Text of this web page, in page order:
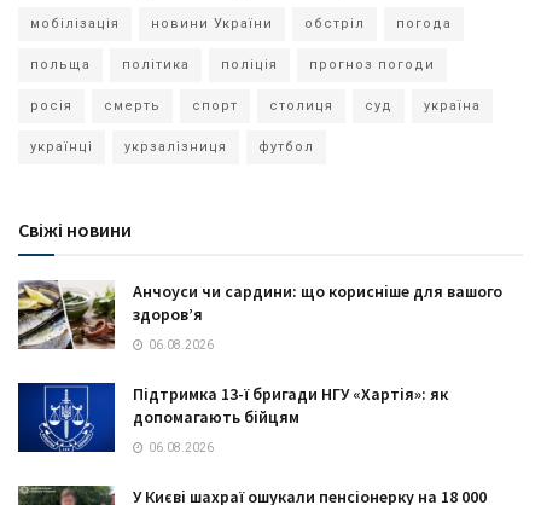
мобілізація новини України обстріл погода
польща політика поліція прогноз погоди
росія смерть спорт столиця суд україна
українці укрзалізниця футбол
Свіжі новини
Анчоуси чи сардини: що корисніше для вашого
здоров’я
06.08.2026
Підтримка 13-ї бригади НГУ «Хартія»: як
допомагають бійцям
06.08.2026
У Києві шахраї ошукали пенсіонерку на 18 000